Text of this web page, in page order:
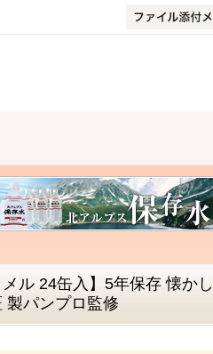
メル 24缶入】5年保存 懐か
製パンプロ監修